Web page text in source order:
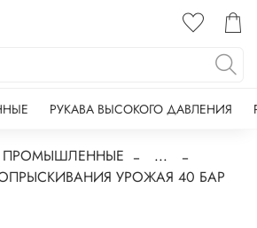
РУКАВА ВЫСОКОГО ДАВЛЕНИЯ
ПРОМЫШЛЕННЫЕ
...
ОПРЫСКИВАНИЯ УРОЖАЯ 40 БАР